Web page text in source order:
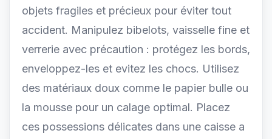
objets fragiles et précieux pour éviter tout
accident. Manipulez bibelots, vaisselle fine et
verrerie avec précaution : protégez les bords,
enveloppez-les et evitez les chocs. Utilisez
des matériaux doux comme le papier bulle ou
la mousse pour un calage optimal. Placez
ces possessions délicates dans une caisse a